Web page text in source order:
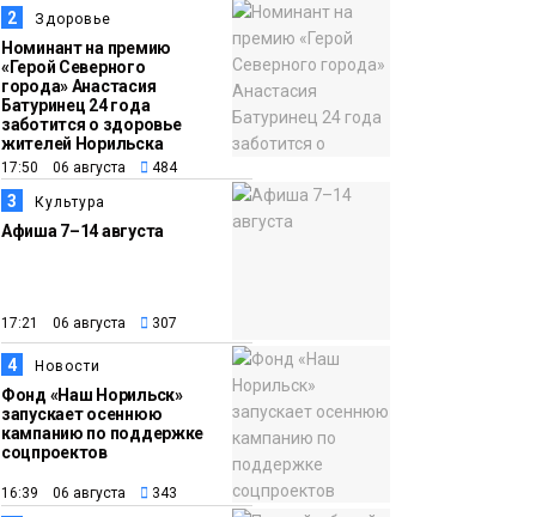
Новости
транспортный филиал
в Дудинке
заасфальтировал 47
тысяч «квадратов»
грузовых площадок
13:10
В Норильске лыжную
базу «Оль-Гуль»
12:25
Медиакомпании
Барнаул обошёл
Красноярск в
списке городов,
откуда приехали
норильчане
2 Здоровье
Номинант на премию
«Герой Северного
города» Анастасия
Батуринец 24 года
заботится о здоровье
жителей Норильска
17:50 06 августа 484
3 Культура
Афиша 7–14 августа
17:21 06 августа 307
4 Новости
Фонд «Наш Норильск»
запускает осеннюю
кампанию по поддержке
соцпроектов
16:39 06 августа 343